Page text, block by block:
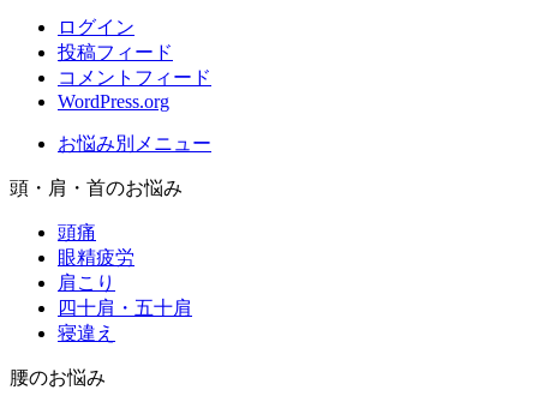
ログイン
投稿フィード
コメントフィード
WordPress.org
お悩み別メニュー
頭・肩・首のお悩み
頭痛
眼精疲労
肩こり
四十肩・五十肩
寝違え
腰のお悩み